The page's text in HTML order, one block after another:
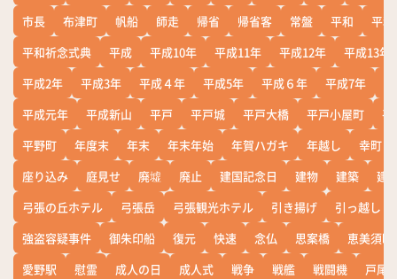
市長 布津町 帆船 師走 帰省 帰省客 常盤 平和
平
平和祈念式典
平成 平成10年 平成11年 平成12年
平成13年
平成2年
平成3年 平成４年 平成5年 平成６年 平成7年
平成元年
平成新山 平戸 平戸城 平戸大橋 平戸小屋町
平
平野町
年度末 年末 年末年始 年賀ハガキ 年越し
幸町
座り込み
庭見せ 廃墟 廃止 建国記念日 建物 建築
建
弓張の丘ホテル
弓張岳 弓張観光ホテル 引き揚げ
引っ越し
強盗容疑事件
御朱印船 復元 快速 念仏 思案橋
恵美須町
愛野駅
慰霊 成人の日 成人式 戦争 戦艦 戦闘機
戸尾